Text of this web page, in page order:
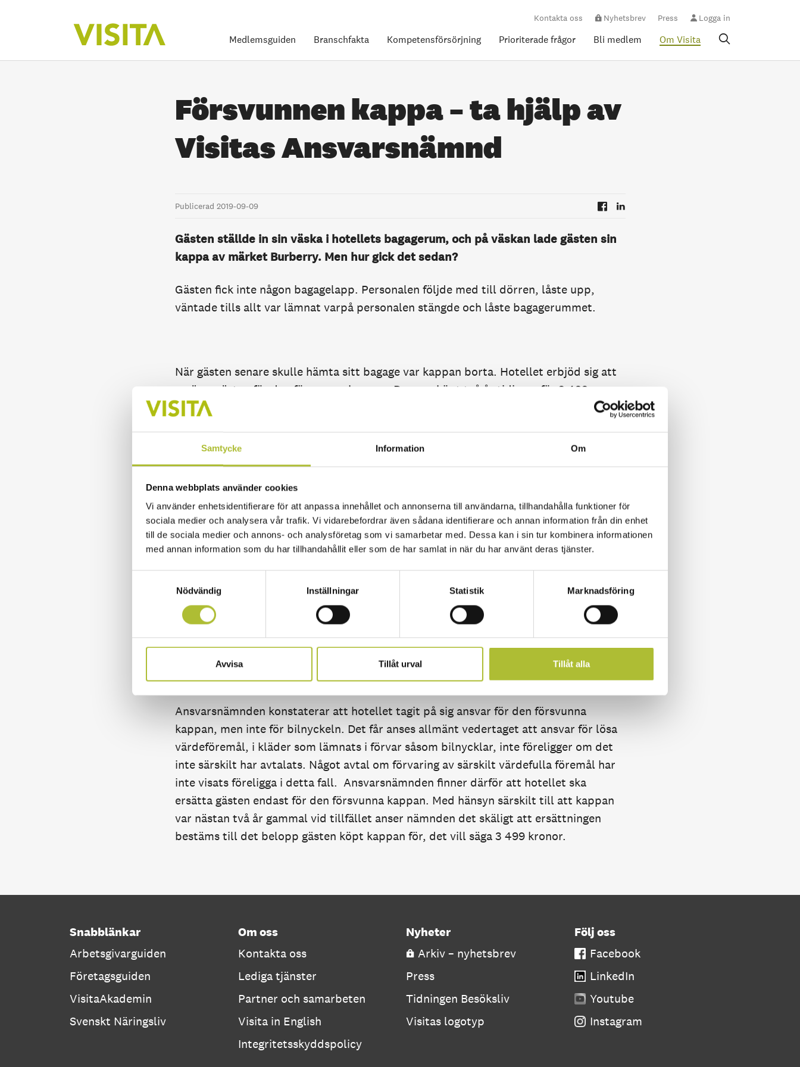
Samtycke Information Om
Denna webbplats använder cookies
Vi använder enhetsidentifierare för att anpassa innehållet och annonserna till användarna, tillhandahålla funktioner för
sociala medier och analysera vår trafik. Vi vidarebefordrar även sådana identifierare och annan information från din enhet
till de sociala medier och annons- och analysföretag som vi samarbetar med. Dessa kan i sin tur kombinera informationen
med annan information som du har tillhandahållit eller som de har samlat in när du har använt deras tjänster.
Nödvändig
Inställningar Statistik Marknadsföring
Avvisa Tillåt urval Tillåt alla
Medlemsguiden Branschfakta Kompetensförsörjning Prioriterade frågor Bli medlem Om Visita
Kontakta oss Nyhetsbrev Press Logga in
Försvunnen kappa – ta hjälp av
Visitas Ansvarsnämnd
Publicerad 2019-09-09
Gästen ställde in sin väska i hotellets bagagerum, och på väskan lade gästen sin
kappa av märket Burberry. Men hur gick det sedan?
Gästen fick inte någon bagagelapp. Personalen följde med till dörren, låste upp,
väntade tills allt var lämnat varpå personalen stängde och låste bagagerummet.
När gästen senare skulle hämta sitt bagage var kappan borta. Hotellet erbjöd sig att
ersätta gästen för den försvunna kappan. Den var köpt två år tidigare för 3 499
kronor.
Bilnyckeln kostade 3 860 kronor och en ny kappa kostade 9 395 kronor. Gästen
rimlig. Hotellet ersätter inte lösa värdesaker som till exempel bilnycklar, men var
villigt att ersätta kappan med 3 499 kronor.
Gästen
Gästen utgick inte från att kappan blivit stulen utan trodde att den skulle komma till
rätta. Hon var orolig då hon haft turen att köpa en fin kappa till reducerat pris. När
gästen kom hem tog hon reda på vad motsvarande kappa skulle kosta. Efter någon
dag upptäckte hon att hennes bilnyckel låg i kappan. En ny motsvarande kappa
kostade 9 395 kronor och bilnyckel kostade 3 860 kronor.
Ansvarsnämndens beslut
Ansvarsnämnden konstaterar att hotellet tagit på sig ansvar för den försvunna
kappan, men inte för bilnyckeln. Det får anses allmänt vedertaget att ansvar för lösa
värdeföremål, i kläder som lämnats i förvar såsom bilnycklar, inte föreligger om det
inte särskilt har avtalats. Något avtal om förvaring av särskilt värdefulla föremål har
inte visats föreligga i detta fall. Ansvarsnämnden finner därför att hotellet ska
ersätta gästen endast för den försvunna kappan. Med hänsyn särskilt till att kappan
var nästan två år gammal vid tillfället anser nämnden det skäligt att ersättningen
bestäms till det belopp gästen köpt kappan för, det vill säga 3 499 kronor.
Snabblänkar
Arbetsgivarguiden
Företagsguiden
VisitaAkademin
Svenskt Näringsliv
Om oss
Kontakta oss
Lediga tjänster
Partner och samarbeten
Visita in English
Integritetsskyddspolicy
Nyheter
Arkiv – nyhetsbrev
Press
Tidningen Besöksliv
Visitas logotyp
Följ oss
Facebook
LinkedIn
Youtube
Instagram